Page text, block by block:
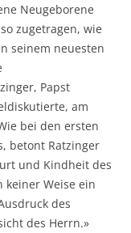
Neugeborene
zugetragen, wie
seinem neuesten
Papst
am
bei den ersten
betont Ratzinger
und Kindheit des
keiner Weise ein
des
des Herrn.»